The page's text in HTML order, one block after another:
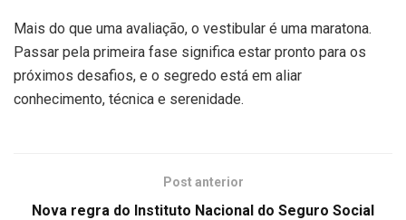
Mais do que uma avaliação, o vestibular é uma maratona.
Passar pela primeira fase significa estar pronto para os
próximos desafios, e o segredo está em aliar
conhecimento, técnica e serenidade.
Post anterior
Nova regra do Instituto Nacional do Seguro Social